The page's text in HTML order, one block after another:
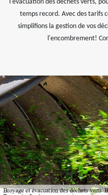
l'évacuation des déchets verts,
temps record. Avec des tarifs
simplifions la gestion de vos
l'encombrement!